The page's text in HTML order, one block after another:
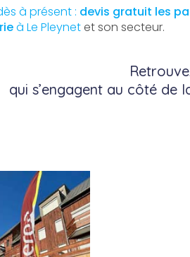
à présent : devis gratuit les
à Le Pleynetet son secteur.
qui s’engagent au côté de